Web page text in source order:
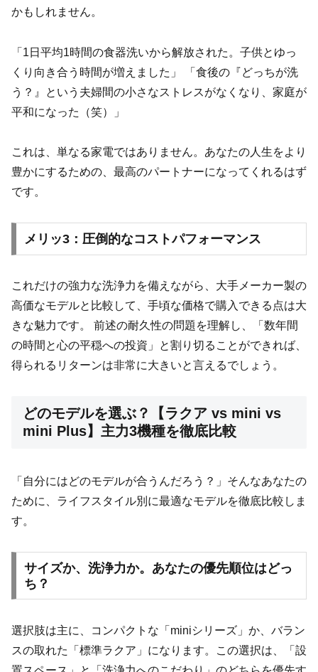
かもしれません。
「1日平均1時間の食器洗いから解放された。子供とゆっ
くり向き合う時間が増えました」 「食後の『どっちが洗
う？』という夫婦間の小さなストレスがなくなり、家庭が
平和になった（笑）」
これは、単なる家電ではありません。あなたの人生をより
豊かにするための、最高のパートナーになってくれるはず
です。
メリッ3：圧倒的なコストパフォーマンス
これだけの強力な洗浄力を備えながら、大手メーカー製の
高価なモデルと比較して、手頃な価格で購入できる点は大
きな魅力です。 前述の耐久性の問題を理解し、「数年間
の時間と心の平穏への投資」と割り切ることができれば、
得られるリターンは非常に大きいと言えるでしょう。
どのモデルを選ぶ？【ラクア vs mini vs
mini Plus】主力3機種を徹底比較
「自分にはどのモデルが合うんだろう？」そんなあなたの
ために、ライフスタイル別に最適なモデルを徹底比較しま
す。
サイズか、洗浄力か。あなたの優先順位はどっ
ち？
選択肢は主に、コンパクトな「miniシリーズ」か、バラン
スの取れた「標準ラクア」になります。この選択は、「設